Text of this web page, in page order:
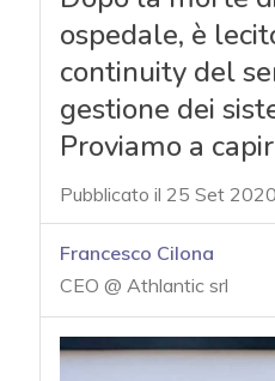
ospedale, è
continuity del
gestione dei
Proviamo a
Pubblicato il 25 Set 2020
Francesco Cilona
CEO @ Athlantic srl